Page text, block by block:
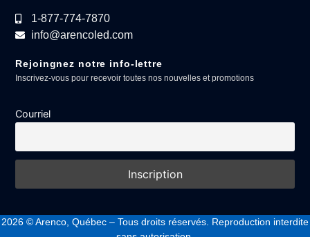
1-877-774-7870
info@arencoled.com
Rejoingnez notre info-lettre
Inscrivez-vous pour recevoir toutes nos nouvelles et promotions
Courriel
2026 © Arenco, Québec – Tous droits réservés. Reproduction interdite